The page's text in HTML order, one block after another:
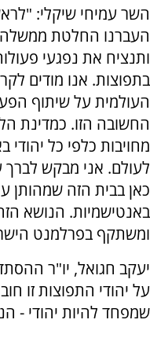
השר עמיחי שיקלי:
העברנו החלטת
ותנציח את נפגעי
בתפוצות. אנו מודים
העולמית על שיתוף
החשובה הזו. כמדינת
מחויבות כלפי כל
לעולם. אני מבקש לברך
כאן בבית הזה שמהותן
באנטישמיות. הנושא
ומשתקף בפרלמנט
יעקב חגואל, יו"ר
על יהודי התפוצות זו
שמפחד להיות יהודי -